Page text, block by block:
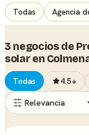
Todas Agencia
3 negocios de
solar en
Todas 4.5+